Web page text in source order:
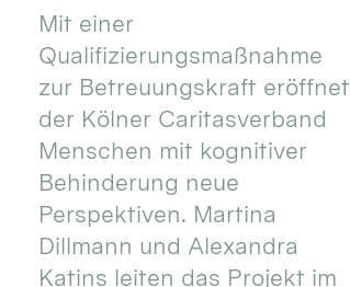
Mit einer
Qualifizierungsmaßnahme
zur Betreuungskraft eröffnet
der Kölner Caritasverband
Menschen mit kognitiver
Behinderung neue
Perspektiven. Martina
Dillmann und Alexandra
Katins leiten das Projekt im